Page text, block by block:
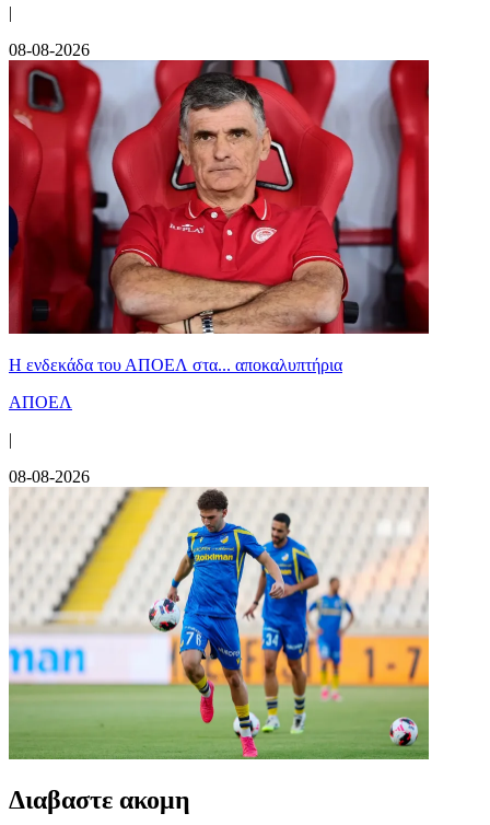
|
08-08-2026
Η ενδεκάδα του ΑΠΟΕΛ στα... αποκαλυπτήρια
ΑΠΟΕΛ
|
08-08-2026
Διαβαστε ακομη